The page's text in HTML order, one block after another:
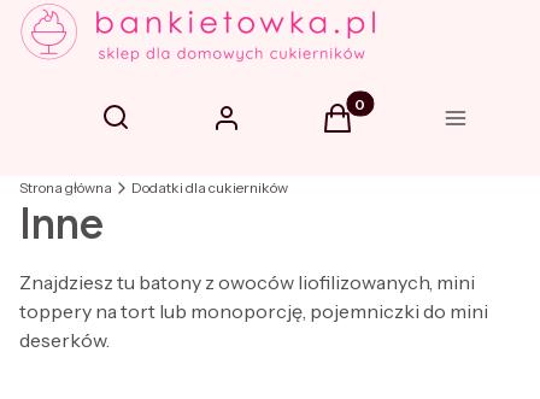
Otwórz wyszukiwarkę
Szukaj Zaloguj się Produkty w koszyku: 0.
Koszyk Menu
Strona główna Dodatki dla cukierników
Inne
Znajdziesz tu batony z owoców liofilizowanych, mini
toppery na tort lub monoporcję, pojemniczki do mini
deserków.